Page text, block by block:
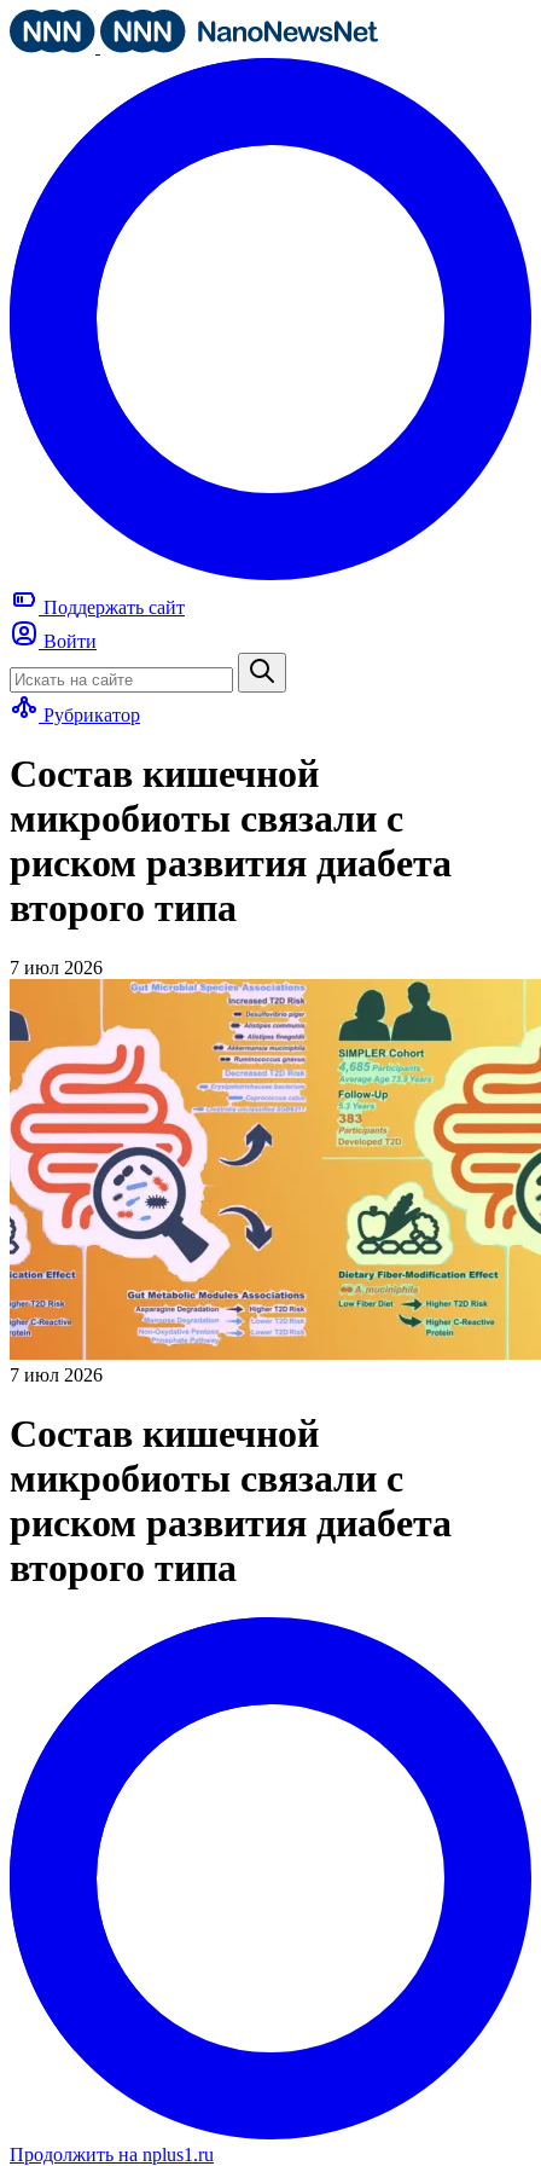
Поддержать сайт
Войти
Рубрикатор
Состав кишечной
микробиоты связали с
риском развития диабета
второго типа
7 июл 2026
7 июл 2026
Состав кишечной
микробиоты связали с
риском развития диабета
второго типа
Продолжить на nplus1.ru